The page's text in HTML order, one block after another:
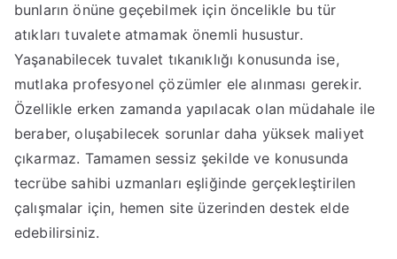
bunların önüne geçebilmek için öncelikle bu tür
atıkları tuvalete atmamak önemli husustur.
Yaşanabilecek tuvalet tıkanıklığı konusunda ise,
mutlaka profesyonel çözümler ele alınması gerekir.
Özellikle erken zamanda yapılacak olan müdahale ile
beraber, oluşabilecek sorunlar daha yüksek maliyet
çıkarmaz. Tamamen sessiz şekilde ve konusunda
tecrübe sahibi uzmanları eşliğinde gerçekleştirilen
çalışmalar için, hemen site üzerinden destek elde
edebilirsiniz.